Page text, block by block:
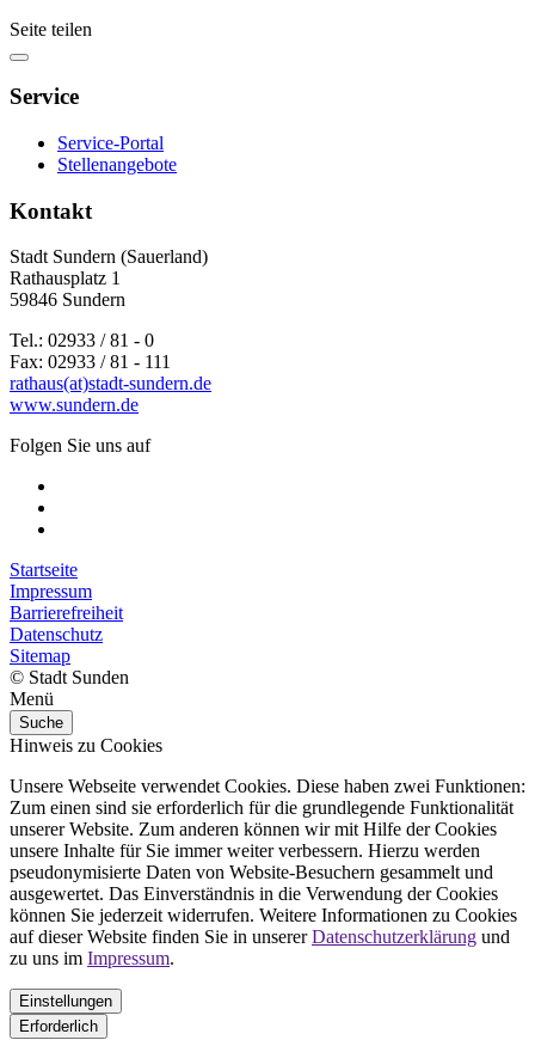
Seite teilen
Service
Service-Portal
Stellenangebote
Kontakt
Stadt Sundern (Sauerland)
Rathausplatz 1
59846 Sundern
Tel.: 02933 / 81 - 0
Fax: 02933 / 81 - 111
rathaus(at)stadt-sundern.de
www.sundern.de
Folgen Sie uns auf
Startseite
Impressum
Barrierefreiheit
Datenschutz
Sitemap
© Stadt Sunden
Menü
Suche
Hinweis zu Cookies
Unsere Webseite verwendet Cookies. Diese haben zwei Funktionen:
Zum einen sind sie erforderlich für die grundlegende Funktionalität
unserer Website. Zum anderen können wir mit Hilfe der Cookies
unsere Inhalte für Sie immer weiter verbessern. Hierzu werden
pseudonymisierte Daten von Website-Besuchern gesammelt und
ausgewertet. Das Einverständnis in die Verwendung der Cookies
können Sie jederzeit widerrufen. Weitere Informationen zu Cookies
auf dieser Website finden Sie in unsererDatenschutzerklärung und
zu uns im Impressum.
Einstellungen
Erforderlich